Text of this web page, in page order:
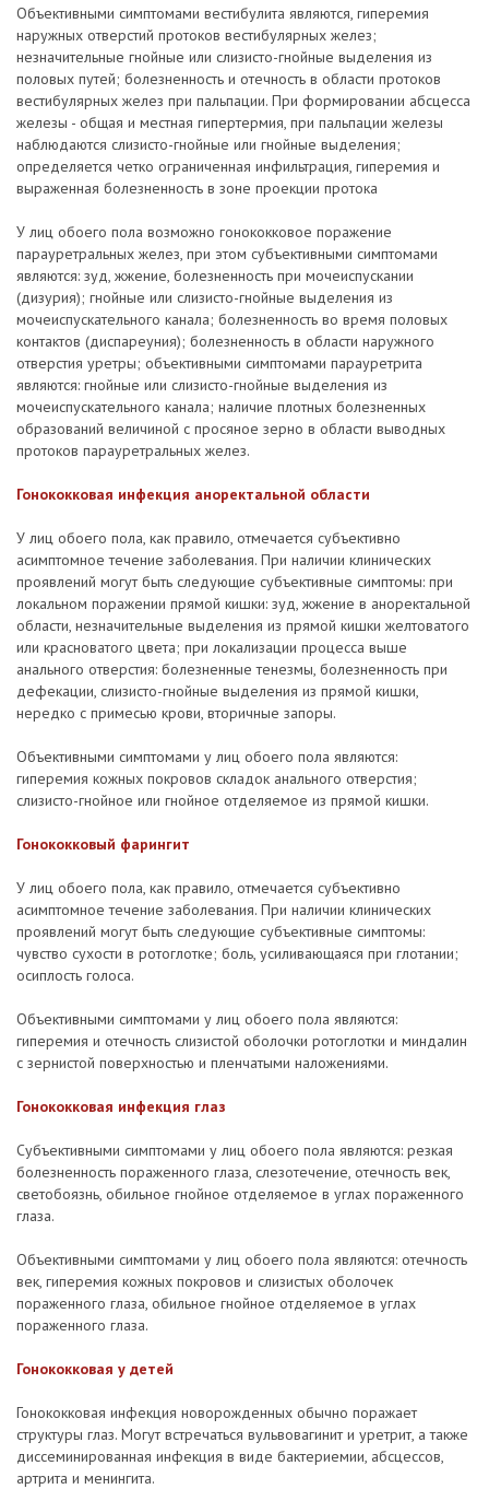
Объективными симптомами вестибулита являются, гиперемия
наружных отверстий протоков вестибулярных желез;
незначительные гнойные или слизисто-гнойные выделения из
половых путей; болезненность и отечность в области протоков
вестибулярных желез при пальпации. При формировании абсцесса
железы - общая и местная гипертермия, при пальпации железы
наблюдаются слизисто-гнойные или гнойные выделения;
определяется четко ограниченная инфильтрация, гиперемия и
выраженная болезненность в зоне проекции протока
У лиц обоего пола возможно гонококковое поражение
парауретральных желез, при этом субъективными симптомами
являются: зуд, жжение, болезненность при мочеиспускании
(дизурия); гнойные или слизисто-гнойные выделения из
мочеиспускательного канала; болезненность во время половых
контактов (диспареуния); болезненность в области наружного
отверстия уретры; объективными симптомами парауретрита
являются: гнойные или слизисто-гнойные выделения из
мочеиспускательного канала; наличие плотных болезненных
образований величиной с просяное зерно в области выводных
протоков парауретральных желез.
Гонококковая инфекция аноректальной области
У лиц обоего пола, как правило, отмечается субъективно
асимптомное течение заболевания. При наличии клинических
проявлений могут быть следующие субъективные симптомы: при
локальном поражении прямой кишки: зуд, жжение в аноректальной
области, незначительные выделения из прямой кишки желтоватого
или красноватого цвета; при локализации процесса выше
анального отверстия: болезненные тенезмы, болезненность при
дефекации, слизисто-гнойные выделения из прямой кишки,
нередко с примесью крови, вторичные запоры.
Объективными симптомами у лиц обоего пола являются:
гиперемия кожных покровов складок анального отверстия;
слизисто-гнойное или гнойное отделяемое из прямой кишки.
Гонококковый фарингит
У лиц обоего пола, как правило, отмечается субъективно
асимптомное течение заболевания. При наличии клинических
проявлений могут быть следующие субъективные симптомы:
чувство сухости в ротоглотке; боль, усиливающаяся при глотании;
осиплость голоса.
Объективными симптомами у лиц обоего пола являются:
гиперемия и отечность слизистой оболочки ротоглотки и миндалин
с зернистой поверхностью и пленчатыми наложениями.
Гонококковая инфекция глаз
Субъективными симптомами у лиц обоего пола являются: резкая
болезненность пораженного глаза, слезотечение, отечность век,
светобоязнь, обильное гнойное отделяемое в углах пораженного
глаза.
Объективными симптомами у лиц обоего пола являются: отечность
век, гиперемия кожных покровов и слизистых оболочек
пораженного глаза, обильное гнойное отделяемое в углах
пораженного глаза.
Гонококковая у детей
Гонококковая инфекция новорожденных обычно поражает
структуры глаз. Могут встречаться вульвовагинит и уретрит, а также
диссеминированная инфекция в виде бактериемии, абсцессов,
артрита и менингита.